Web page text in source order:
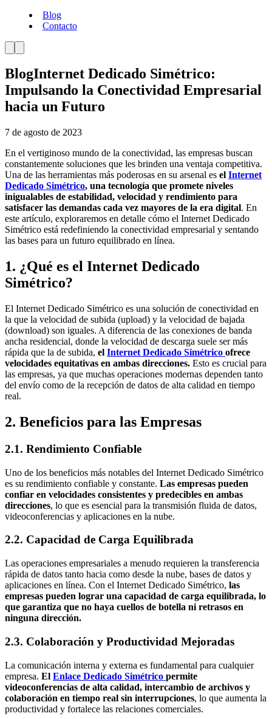
Blog
Contacto
BlogInternet Dedicado Simétrico:
Impulsando la Conectividad Empresarial
hacia un Futuro
7 de agosto de 2023
En el vertiginoso mundo de la conectividad, las empresas buscan
constantemente soluciones que les brinden una ventaja competitiva.
Una de las herramientas más poderosas en su arsenal es el Internet
Dedicado Simétrico, una tecnología que promete niveles
inigualables de estabilidad, velocidad y rendimiento para
satisfacer las demandas cada vez mayores de la era digital. En
este artículo, exploraremos en detalle cómo el Internet Dedicado
Simétrico está redefiniendo la conectividad empresarial y sentando
las bases para un futuro equilibrado en línea.
1. ¿Qué es el Internet Dedicado
Simétrico?
El Internet Dedicado Simétrico es una solución de conectividad en
la que la velocidad de subida (upload) y la velocidad de bajada
(download) son iguales. A diferencia de las conexiones de banda
ancha residencial, donde la velocidad de descarga suele ser más
rápida que la de subida, el Internet Dedicado Simétrico ofrece
velocidades equitativas en ambas direcciones. Esto es crucial para
las empresas, ya que muchas operaciones modernas dependen tanto
del envío como de la recepción de datos de alta calidad en tiempo
real.
2. Beneficios para las Empresas
2.1. Rendimiento Confiable
Uno de los beneficios más notables del Internet Dedicado Simétrico
es su rendimiento confiable y constante. Las empresas pueden
confiar en velocidades consistentes y predecibles en ambas
direcciones, lo que es esencial para la transmisión fluida de datos,
videoconferencias y aplicaciones en la nube.
2.2. Capacidad de Carga Equilibrada
Las operaciones empresariales a menudo requieren la transferencia
rápida de datos tanto hacia como desde la nube, bases de datos y
aplicaciones en línea. Con el Internet Dedicado Simétrico, las
empresas pueden lograr una capacidad de carga equilibrada, lo
que garantiza que no haya cuellos de botella ni retrasos en
ninguna dirección.
2.3. Colaboración y Productividad Mejoradas
La comunicación interna y externa es fundamental para cualquier
empresa. El Enlace Dedicado Simétrico permite
videoconferencias de alta calidad, intercambio de archivos y
colaboración en tiempo real sin interrupciones, lo que aumenta la
productividad y fortalece las relaciones comerciales.